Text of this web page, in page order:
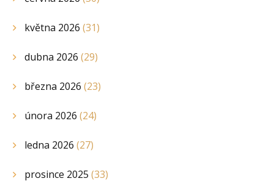
května 2026 (31)
dubna 2026 (29)
března 2026 (23)
února 2026 (24)
ledna 2026 (27)
prosince 2025 (33)